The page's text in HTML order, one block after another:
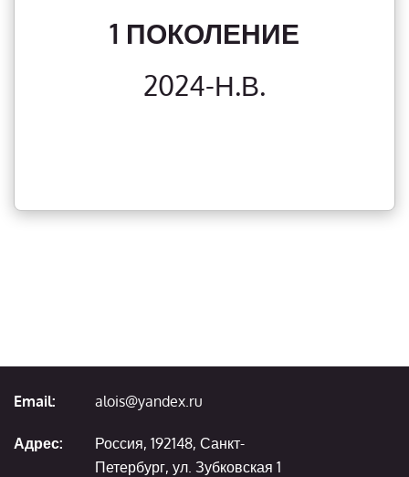
1 ПОКОЛЕНИЕ
2024-Н.В.
Email: alois@yandex.ru
Адрес:
Россия, 192148, Санкт-
Петербург, ул. Зубковская 1